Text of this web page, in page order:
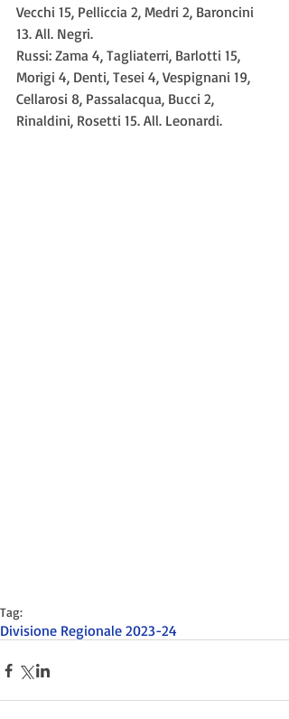
Vecchi 15, Pelliccia 2, Medri 2, Baroncini
13. All. Negri.
Russi: Zama 4, Tagliaterri, Barlotti 15,
Morigi 4, Denti, Tesei 4, Vespignani 19,
Cellarosi 8, Passalacqua, Bucci 2,
Rinaldini, Rosetti 15. All. Leonardi.
Tag:
Divisione Regionale 2023-24